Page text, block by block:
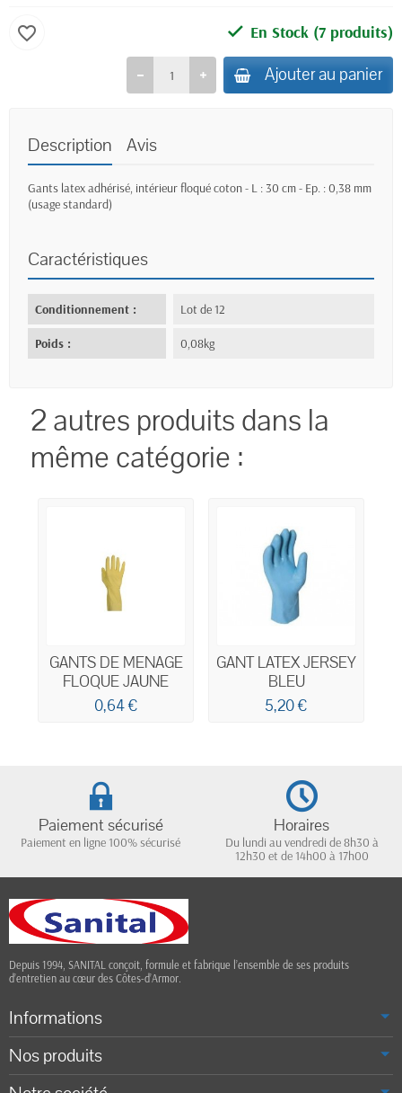
En Stock (7 produits)
Ajouter au panier
favorite_border
Description Avis
Gants latex adhérisé, intérieur floqué coton - L : 30 cm - Ep. : 0,38 mm
(usage standard)
Caractéristiques
Conditionnement : Lot de 12
Poids : 0,08kg
2 autres produits dans la
même catégorie :
GANTS DE MENAGE
FLOQUE JAUNE
0,64 €
GANT LATEX JERSEY
BLEU
5,20 €
Paiement sécurisé
Paiement en ligne 100% sécurisé
Horaires
Du lundi au vendredi de 8h30 à
12h30 et de 14h00 à 17h00
Depuis 1994, SANITAL conçoit, formule et fabrique l’ensemble de ses produits
d’entretien au cœur des Côtes-d’Armor.
Informations
Nos produits